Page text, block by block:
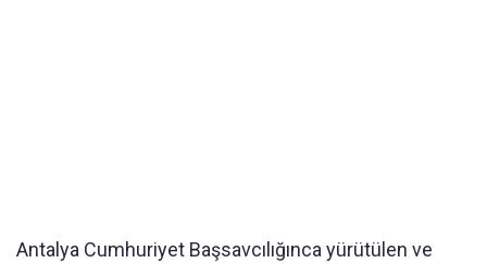
Antalya Cumhuriyet Başsavcılığınca yürütülen ve